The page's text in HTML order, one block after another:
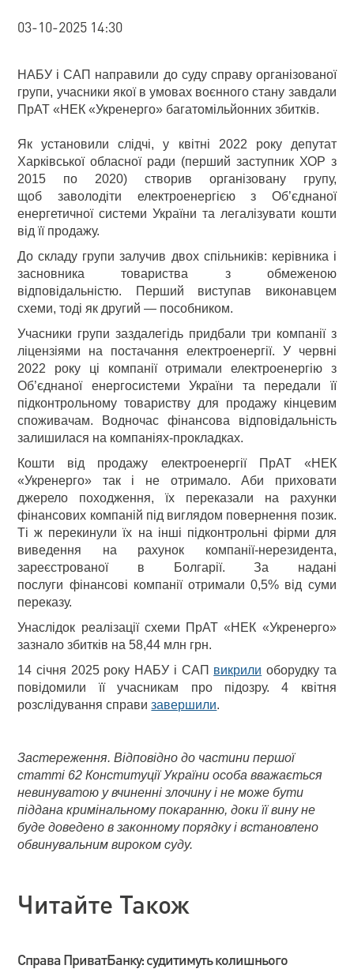
03-10-2025 14:30
НАБУ і САП направили до суду справу організованої
групи, учасники якої в умовах воєнного стану завдали
ПрАТ «НЕК «Укренерго» багатомільйонних збитків.
Як установили слідчі, у квітні 2022 року депутат
Харківської обласної ради (перший заступник ХОР з
2015 по 2020) створив організовану групу,
щоб заволодіти електроенергією з Об’єднаної
енергетичної системи України та легалізувати кошти
від її продажу.
До складу групи залучив двох спільників: керівника і
засновника товариства з обмеженою
відповідальністю. Перший виступав виконавцем
схеми, тоді як другий — пособником.
Учасники групи заздалегідь придбали три компанії з
ліцензіями на постачання електроенергії. У червні
2022 року ці компанії отримали електроенергію з
Об’єднаної енергосистеми України та передали її
підконтрольному товариству для продажу кінцевим
споживачам. Водночас фінансова відповідальність
залишилася на компаніях-прокладках.
Кошти від продажу електроенергії ПрАТ «НЕК
«Укренерго» так і не отримало. Аби приховати
джерело походження, їх переказали на рахунки
фінансових компаній під виглядом повернення позик.
Ті ж перекинули їх на інші підконтрольні фірми для
виведення на рахунок компанії-нерезидента,
зареєстрованої в Болгарії. За надані
послуги фінансові компанії отримали 0,5% від суми
переказу.
Унаслідок реалізації схеми ПрАТ «НЕК «Укренерго»
зазнало збитків на 58,44 млн грн.
14 січня 2025 року НАБУ і САП викрили оборудку та
повідомили її учасникам про підозру. 4 квітня
розслідування справизавершили.
Застереження. Відповідно до частини першої
статті 62 Конституції України особа вважається
невинуватою у вчиненні злочину і не може бути
піддана кримінальному покаранню, доки її вину не
буде доведено в законному порядку і встановлено
обвинувальним вироком суду.
Читайте Також
Справа ПриватБанку: судитимуть колишнього